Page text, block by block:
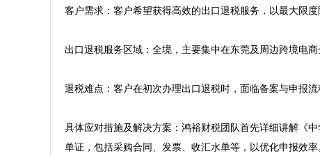
客户需求：客户希望获得高效的出口退税服务，以最大限
出口退税服务区域：全境，主要集中在东莞及周边跨境电商
退税难点：客户在初次办理出口退税时，面临备案与申报
具体应对措施及解决方案：鸿裕财税团队首先详细讲解《
单证，包括采购合同、发票、收汇水单等，以优化申报效